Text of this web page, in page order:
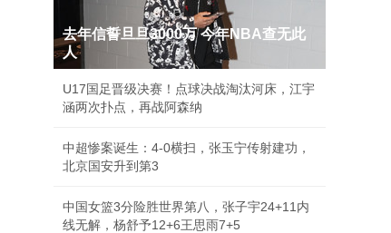
去年信誓旦旦3000万 今年NBA查无此
人
U17国足晋级决赛！点球决战淘汰河床，江宇
涵两次扑点，再战阿森纳
中超惨案诞生：4-0横扫，张玉宁传射建功，
北京国安升到第3
中国女篮3分险胜世界第八，张子宇24+11内
线无解，杨舒予12+6王思雨7+5